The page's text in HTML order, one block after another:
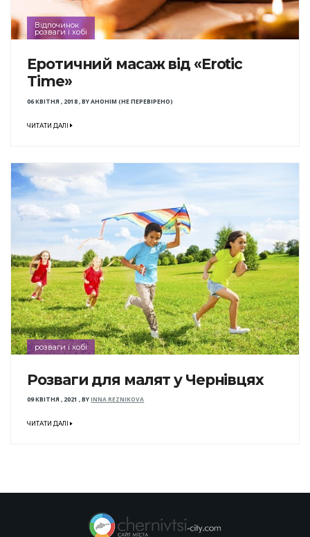
Відпочинок
розваги і хобі
Еротичний масаж від «Erotic
Time»
06 КВІТНЯ , 2018,BYАНОНІМ (НЕ ПЕРЕВІРЕНО)
ЧИТАТИ ДАЛІ
розваги і хобі
Розваги для малят у Чернівцях
09 КВІТНЯ , 2021 ,BYINNA REZNIKOVA
ЧИТАТИ ДАЛІ